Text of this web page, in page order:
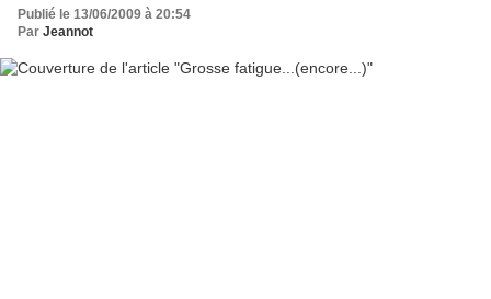
Publié le 13/06/2009 à 20:54
Par Jeannot